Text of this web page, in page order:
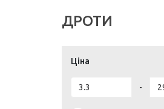
ДРОТИ
Ціна
-